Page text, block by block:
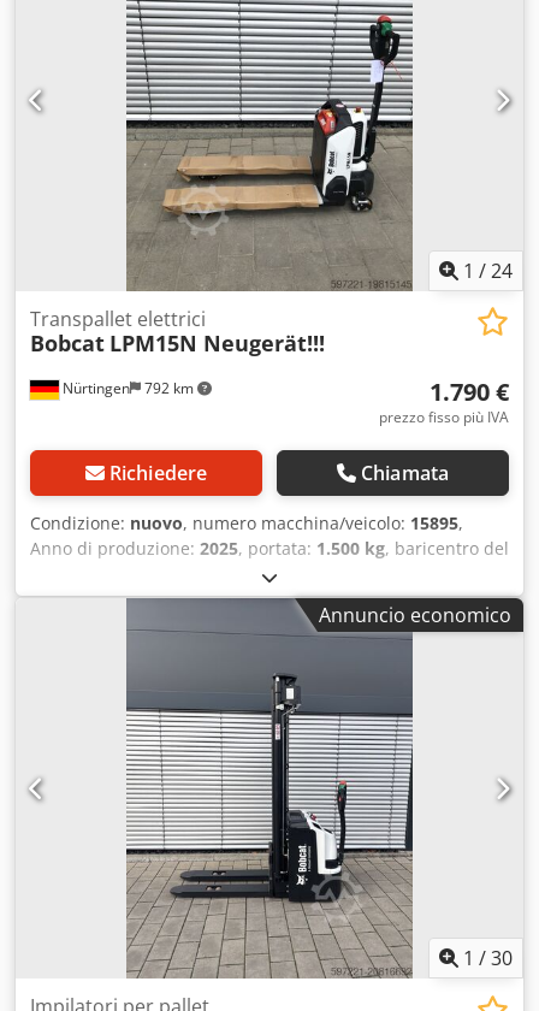
1 /24
Nürtingen 792 km
Transpallet elettrici
Bobcat LPM15N Neugerät!!!
1.790 €
prezzo fisso più IVA
Richiedere Chiamata
Condizione: nuovo, numero macchina/veicolo: 15895,
Anno di produzione: 2025, portata: 1.500 kg, baricentro del
, tipo di carburante:
montante:altro, altezza di costruzione:700 mm,
lunghezza delle forche:
1.150 mm, dimensione
, tipo motore: Elettrico,
costruttore: Bobcat Cedpfew R A Dlox Af Hsha
Annuncio economico
1 /30